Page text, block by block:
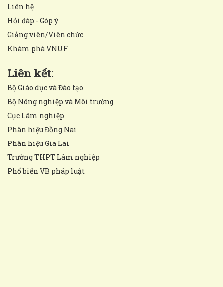
Liên hệ
Hỏi đáp - Góp ý
Giảng viên/Viên chức
Khám phá VNUF
Liên kết:
Bộ Giáo dục và Đào tạo
Bộ Nông nghiệp và Môi trường
Cục Lâm nghiệp
Phân hiệu Đồng Nai
Phân hiệu Gia Lai
Trường THPT Lâm nghiệp
Phổ biến VB pháp luật